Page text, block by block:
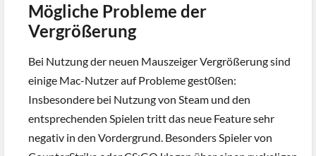
Mögliche Probleme der
Vergrößerung
Bei Nutzung der neuen Mauszeiger Vergrößerung sind
einige Mac-Nutzer auf Probleme gest0ßen:
Insbesondere bei Nutzung von Steam und den
entsprechenden Spielen tritt das neue Feature sehr
negativ in den Vordergrund. Besonders Spieler von